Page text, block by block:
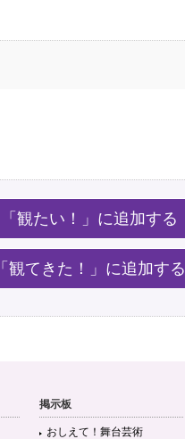
「観たい！」に追加する
「観てきた！」に追加する
掲示板
おしえて！舞台芸術